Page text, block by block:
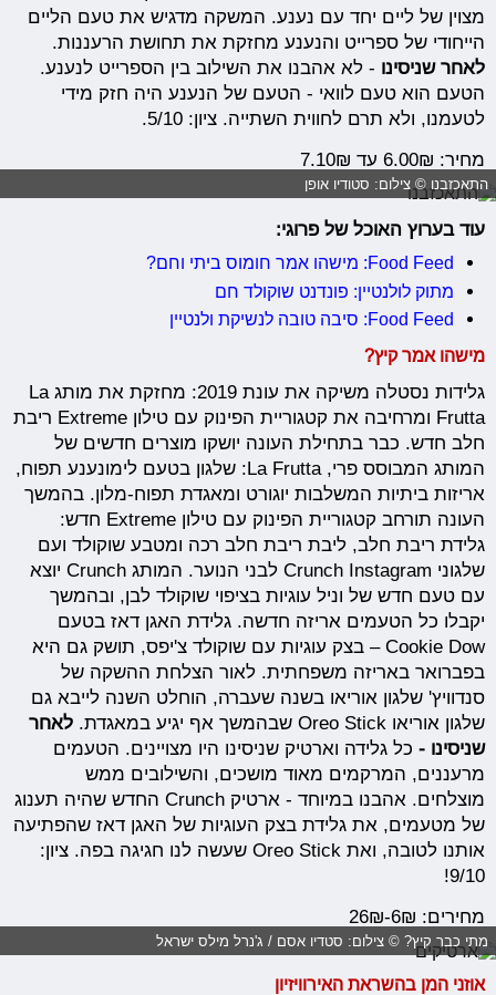
מצוין של ליים יחד עם נענע. המשקה מדגיש את טעם הליים
הייחודי של ספרייט והנענע מחזקת את תחושת הרעננות.
לאחר שניסינו - לא אהבנו את השילוב בין הספרייט לנענע.
הטעם הוא טעם לוואי - הטעם של הנענע היה חזק מידי
לטעמנו, ולא תרם לחווית השתייה. ציון: 5/10.
מחיר: 6.00₪ עד 7.10₪
התאכזבנו © צילום: סטודיו אופן
עוד בערוץ האוכל של פרוגי:
Food Feed: מישהו אמר חומוס ביתי וחם?
מתוק לולנטיין: פונדנט שוקולד חם
Food Feed: סיבה טובה לנשיקת ולנטיין
מישהו אמר קיץ?
גלידות נסטלה משיקה את עונת 2019: מחזקת את מותג La
Frutta ומרחיבה את קטגוריית הפינוק עם טילון Extreme ריבת
חלב חדש. כבר בתחילת העונה יושקו מוצרים חדשים של
המותג המבוסס פרי, La Frutta: שלגון בטעם לימונענע תפוח,
אריזות ביתיות המשלבות יוגורט ומאגדת תפוח-מלון. בהמשך
העונה תורחב קטגוריית הפינוק עם טילון Extreme חדש:
גלידת ריבת חלב, ליבת ריבת חלב רכה ומטבע שוקולד ועם
שלגוני Crunch Instagram לבני הנוער. המותג Crunch יוצא
עם טעם חדש של וניל עוגיות בציפוי שוקולד לבן, ובהמשך
יקבלו כל הטעמים אריזה חדשה. גלידת האגן דאז בטעם
Cookie Dow – בצק עוגיות עם שוקולד צ'יפס, תושק גם היא
בפברואר באריזה משפחתית. לאור הצלחת ההשקה של
סנדוויץ' שלגון אוריאו בשנה שעברה, הוחלט השנה לייבא גם
שלגון אוריאו Oreo Stick שבהמשך אף יגיע במאגדת.
לאחר
שניסינו - כל גלידה וארטיק שניסינו היו מצויינים. הטעמים
מרעננים, המרקמים מאוד מושכים, והשילובים ממש
מוצלחים. אהבנו במיוחד - ארטיק Crunch החדש שהיה תענוג
של מטעמים, את גלידת בצק העוגיות של האגן דאז שהפתיעה
אותנו לטובה, ואת Oreo Stick שעשה לנו חגיגה בפה. ציון:
9/10!
מחירים: 6₪-26₪
מתי כבר קיץ? © צילום: סטדיו אסם / ג'נרל מילס ישראל
אוזני המן בהשראת האירוויזיון